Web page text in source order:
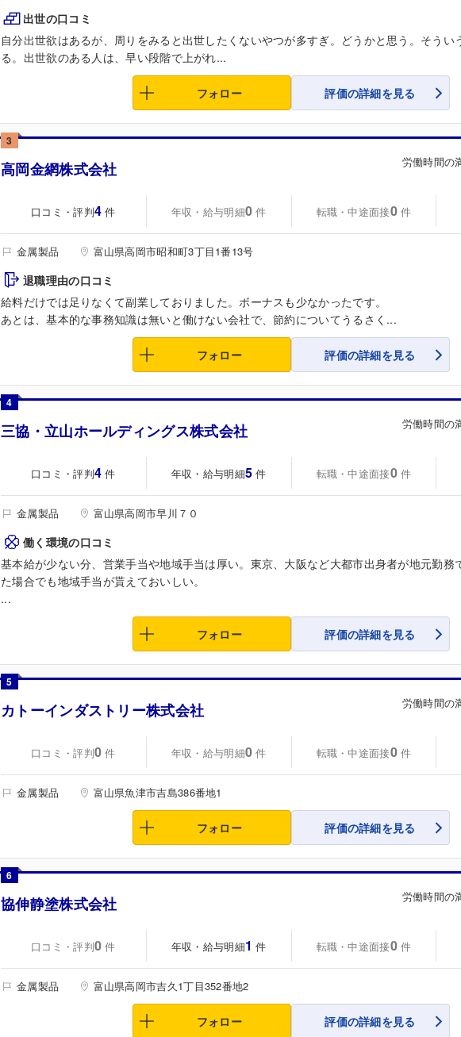
出世の口コミ
自分出世欲はあるが、周りをみると出世したくないやつが多すぎ。どうかと思う。そうい
る。出世欲のある人は、早い段階で上がれ...
フォロー 評価の詳細を見る
3
高岡金網株式会社 労働時間の
口コミ・評判4 件 年収・給与明細0 件 転職・中途面接0 件
金属製品 富山県高岡市昭和町3丁目1番13号
退職理由の口コミ
給料だけでは足りなくて副業しておりました。ボーナスも少なかったです。
あとは、基本的な事務知識は無いと働けない会社で、節約についてうるさく...
フォロー 評価の詳細を見る
4
三協・立山ホールディングス株式会社 労働時間の
口コミ・評判4 件 年収・給与明細5 件 転職・中途面接0 件
金属製品 富山県高岡市早川７０
働く環境の口コミ
基本給が少ない分、営業手当や地域手当は厚い。東京、大阪など大都市出身者が地元勤務
た場合でも地域手当が貰えておいしい。
...
フォロー 評価の詳細を見る
5
カトーインダストリー株式会社 労働時間の
口コミ・評判0 件 年収・給与明細0 件 転職・中途面接0 件
金属製品 富山県魚津市吉島386番地1
フォロー 評価の詳細を見る
6
協伸静塗株式会社 労働時間の
口コミ・評判0 件 年収・給与明細1 件 転職・中途面接0 件
金属製品 富山県高岡市吉久1丁目352番地2
フォロー 評価の詳細を見る